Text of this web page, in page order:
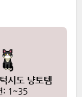
시도 냥토템
: 1~35